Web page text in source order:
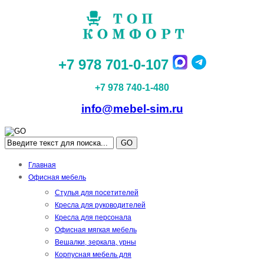
+7 978 701-0-107
+7 978 740-1-480
info@mebel-sim.ru
GO
Главная
Офисная мебель
Стулья для посетителей
Кресла для руководителей
Кресла для персонала
Офисная мягкая мебель
Вешалки, зеркала, урны
Корпусная мебель для